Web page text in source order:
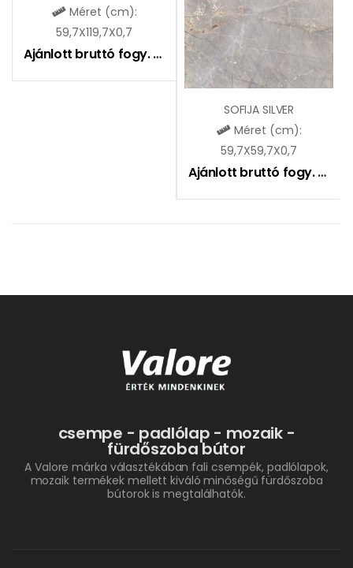
Méret (cm):
59,7X119,7X0,7
Ajánlott bruttó fogy. ár: 9590Ft
SOFIJA SILVER
Méret (cm):
59,7X59,7X0,7
Ajánlott bruttó fogy. ár:
csempe - padlólap - mozaik -
fürdőszoba bútor
A Valore márka választékában fali csempék, padlólapok,
mozaik termékek mellett kiváló minőségű fürdőszoba
bútorok is megtalálhatók.